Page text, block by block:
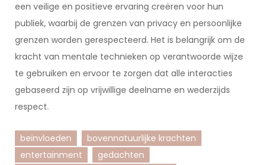
een veilige en positieve ervaring creëren voor hun
publiek, waarbij de grenzen van privacy en persoonlijke
grenzen worden gerespecteerd. Het is belangrijk om de
kracht van mentale technieken op verantwoorde wijze
te gebruiken en ervoor te zorgen dat alle interacties
gebaseerd zijn op vrijwillige deelname en wederzijds
respect.
beïnvloeden
bovennatuurlijke krachten
entertainment
gedachten